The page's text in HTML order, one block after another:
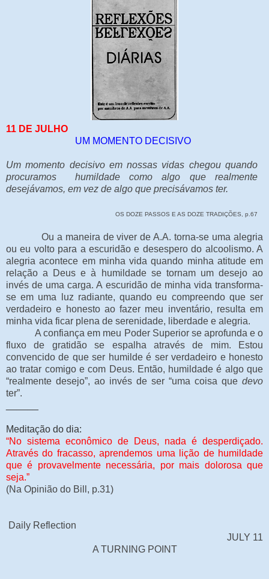
11 DE JULHO
UM MOMENTO DECISIVO
Um momento decisivo em nossas vidas chegou quando
procuramos humildade como algo que realmente
desejávamos, em vez de algo que precisávamos ter.
OS DOZE PASSOS E AS DOZE TRADIÇÕES, p.67
Ou a maneira de viver de A.A. torna-se uma alegria
ou eu volto para a escuridão e desespero do alcoolismo. A
alegria acontece em minha vida quando minha atitude em
relação a Deus e à humildade se tornam um desejo ao
invés de uma carga. A escuridão de minha vida transforma-
se em uma luz radiante, quando eu compreendo que ser
verdadeiro e honesto ao fazer meu inventário, resulta em
minha vida ficar plena de serenidade, liberdade e alegria.
A confiança em meu Poder Superior se aprofunda e o
fluxo de gratidão se espalha através de mim. Estou
convencido de que ser humilde é ser verdadeiro e honesto
ao tratar comigo e com Deus. Então, humildade é algo que
“realmente desejo”, ao invés de ser “uma coisa que devo
ter”.
Meditação do dia:
“No sistema econômico de Deus, nada é desperdiçado.
Através do fracasso, aprendemos uma lição de humildade
que é provavelmente necessária, por mais dolorosa que
seja.”
(Na Opinião do Bill, p.31)
Daily Reflection
JULY 11
A TURNING POINT